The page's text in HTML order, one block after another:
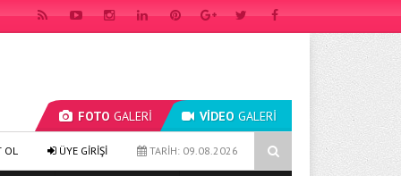
FOTO GALERİ VİDEO GALERİ
ATLAS INSTITUTE & UNIVERSITY Türk Dünyası Kurucu Rektörü Oldu
TARİH: 09.08.2026
ÜYE GİRİŞİ
OL